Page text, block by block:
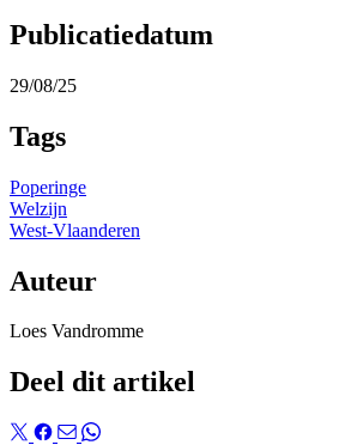
Publicatiedatum
29/08/25
Tags
Poperinge
Welzijn
West-Vlaanderen
Auteur
Loes Vandromme
Deel dit artikel